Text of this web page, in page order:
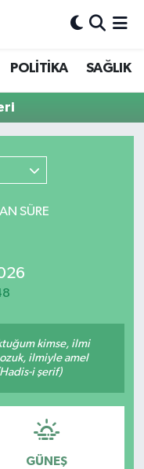
POLİTİKA SAĞLIK
SÜRE
kimse, ilmi
ilmiyle amel
i şerif)
GÜNEŞ